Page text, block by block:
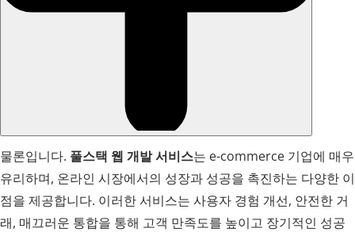
물론입니다. 풀스택 웹 개발 서비스는 e-commerce 기업에 매우
유리하며, 온라인 시장에서의 성장과 성공을 촉진하는 다양한 이
점을 제공합니다. 이러한 서비스는 사용자 경험 개선, 안전한 거
래, 매끄러운 통합을 통해 고객 만족도를 높이고 장기적인 성공